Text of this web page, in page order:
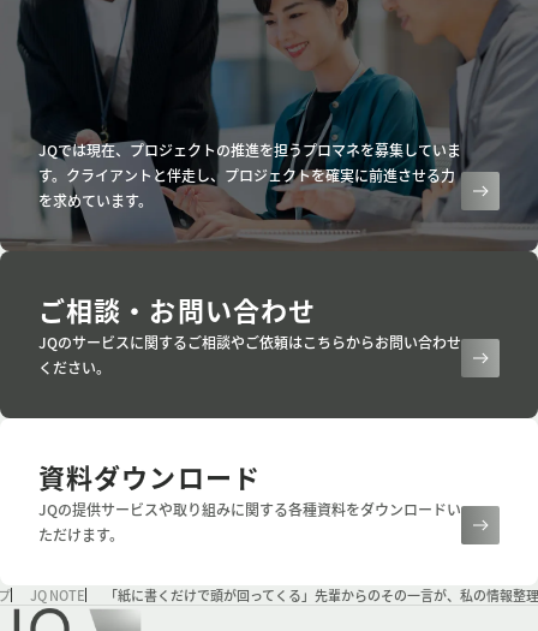
JQでは現在、プロジェクトの推進を担うプロマネを募集していま
す。クライアントと伴走し、プロジェクトを確実に前進させる力
を求めています。
ご相談・お問い合わせ
JQのサービスに関するご相談やご依頼はこちらからお問い合わせ
ください。
資料ダウンロード
JQの提供サービスや取り組みに関する各種資料をダウンロードい
ただけます。
JQ NOTE 「紙に書くだけで頭が回ってくる」先輩からのその一言が、私の情報整
会社情報